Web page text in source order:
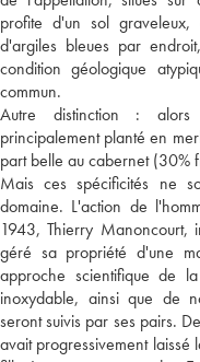
profite d'un sol
d'argiles bleues par
condition géologique
commun.
Autre distinction :
principalement planté en
part belle au cabernet (30%
Mais ces spécificités ne
domaine. L'action de
1943, Thierry
géré sa propriété d'une
approche scientifique de
inoxydable, ainsi que de
seront suivis par ses pairs.
avait progressivement